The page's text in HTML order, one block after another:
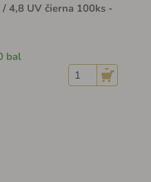
4,8 UV čierna 100ks -
bal